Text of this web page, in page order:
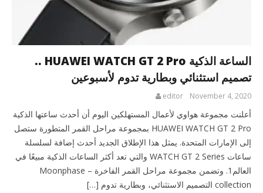
الساعة الذكية HUAWEI WATCH GT 2 Pro ..
تصميم استثنائي وبطارية تدوم لأسبوعين
November 4, 2020
editor
أعلنت مجموعة هواوي لأعمال المستهلكين اليوم أن أحدث ساعتها الذكية
HUAWEI WATCH GT 2 Pro بمجموعة مراحل القمر المتطورة ستصل
إلى الإمارات المتحدة. يمثل هذا الإطلاق الجديد أحدث إضافة لسلسلة
ساعات WATCH GT 2 Series والتي تعد أكثر الساعات الذكية مبيعًا في
العالم1. وتضمن مجموعة مراحل القمر الفاخرة – Moonphase
collection التصميم الاستثنائي، وبطارية تدوم […]